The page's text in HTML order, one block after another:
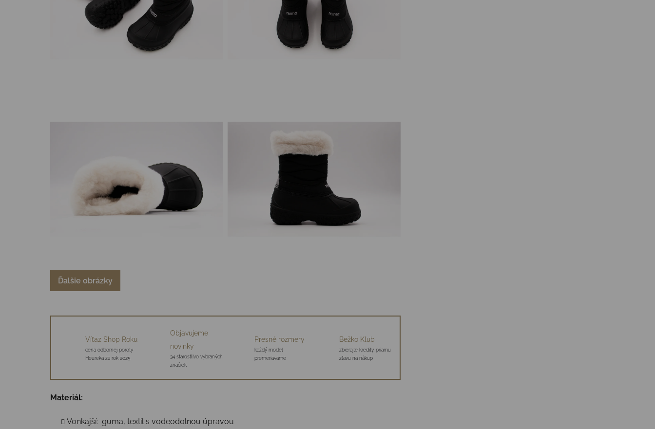
Ďalšie obrázky
Víťaz Shop Roku
cena odbornej poroty
Heureka za rok 2025
Objavujeme
novinky
34 starostlivo vybraných
značiek
Presné rozmery
každý model
premeriavame
Bežko Klub
zbierajte kredity, priamu
zľavu na nákup
Materiál:
Vonkajší: guma, textil s vodeodolnou úpravou